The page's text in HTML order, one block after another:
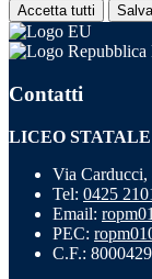
Accetta tutti
Contatti
LICEO
Via
Tel: 0425
Email:
PEC:
C.F.: